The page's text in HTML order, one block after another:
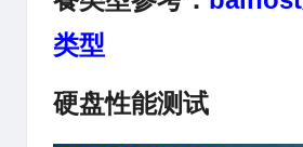
类型
硬盘性能测试